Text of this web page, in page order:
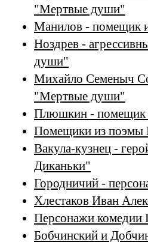
"Мертвые души"
Манилов - помещик
Ноздрев -
души"
Михайло Семеныч
"Мертвые души"
Плюшкин - помещик
Помещики из поэмы
Вакула-кузнец -
Диканьки"
Городничий -
Хлестаков Иван
Персонажи комедии
Бобчинский и